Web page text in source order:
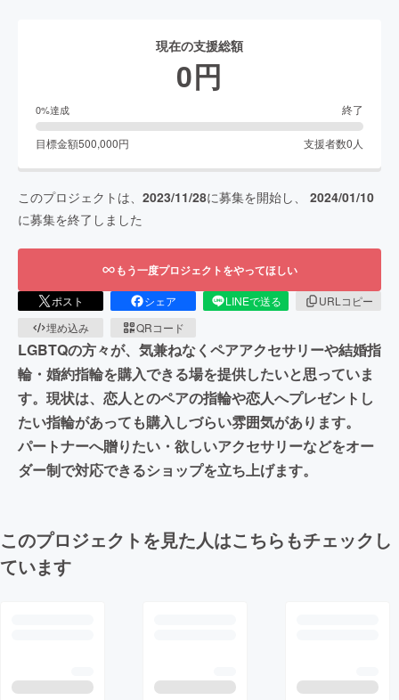
現在の支援総額
0円
0%達成 終了
目標金額500,000円 支援者数0 人
このプロジェクトは、 2023/11/28に募集を開始し、 2024/01/10
に募集を終了しました
もう一度プロジェクトをやってほしい
ポスト シェア LINEで送る
URLコピー
埋め込み
QRコード
LGBTQの方々が、気兼ねなくペアアクセサリーや結婚指
輪・婚約指輪を購入できる場を提供したいと思っていま
す。現状は、恋人とのペアの指輪や恋人へプレゼントし
たい指輪があっても購入しづらい雰囲気があります。
パートナーへ贈りたい・欲しいアクセサリーなどをオー
ダー制で対応できるショップを立ち上げます。
このプロジェクトを見た人はこちらもチェックし
ています